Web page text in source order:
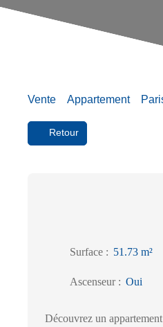
Vente Appartement
Retour
Surface : 51.73 m²
Ascenseur: Oui
Découvrez un